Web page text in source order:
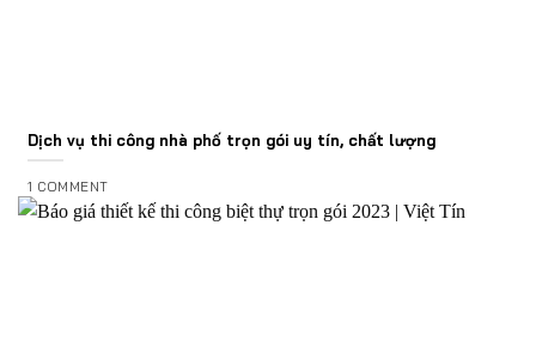
Dịch vụ thi công nhà phố trọn gói uy tín, chất lượng
1 COMMENT